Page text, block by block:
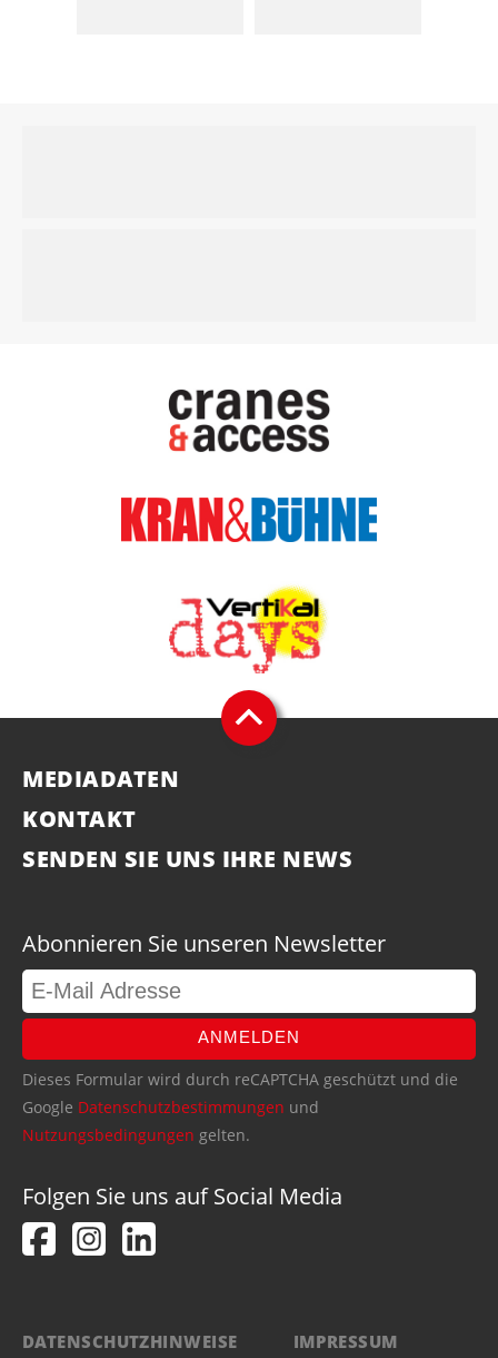
MEDIADATEN
KONTAKT
SENDEN SIE UNS IHRE NEWS
Abonnieren Sie unseren Newsletter
ANMELDEN
Dieses Formular wird durch reCAPTCHA geschützt und die
Google Datenschutzbestimmungen und
Nutzungsbedingungen gelten.
Folgen Sie uns auf Social Media
DATENSCHUTZHINWEISE IMPRESSUM